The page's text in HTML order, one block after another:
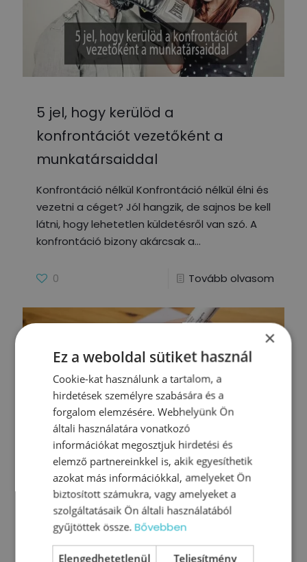
5 jel, hogy kerülöd a
konfrontációt vezetőként a
munkatársaiddal
Konfrontáció nélkül Konfrontáció nélkül élni és
vezetni a céget? Jól hangzik, de sajnos be kell
látni, hogy lehetetlen küldetésről van szó. A
konfrontáció bizony akárcsak a
0 Tovább olvasom
KKV Vezetői Ellenörző Lista –
Avagy mire fókuszálj?
×
Ez a weboldal sütiket használ
Cookie-kat használunk a tartalom, a
hirdetések személyre szabására és a
forgalom elemzésére. Webhelyünk Ön
általi használatára vonatkozó
információkat megosztjuk hirdetési és
elemző partnereinkkel is, akik egyesíthetik
azokat más információkkal, amelyeket Ön
biztosított számukra, vagy amelyeket a
szolgáltatásaik Ön általi használatából
gyűjtöttek össze.Bővebben
Elengedhetetlenül Teljesítmény